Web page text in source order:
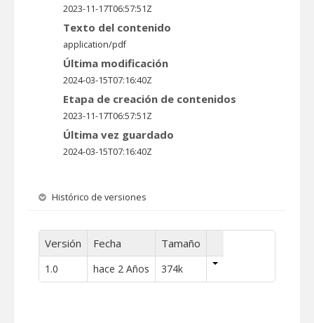
2023-11-17T06:57:51Z
Texto del contenido
application/pdf
Última modificación
2024-03-15T07:16:40Z
Etapa de creación de contenidos
2023-11-17T06:57:51Z
Última vez guardado
2024-03-15T07:16:40Z
Histórico de versiones
Versión Fecha Tamaño
1.0 hace 2 Años 374k